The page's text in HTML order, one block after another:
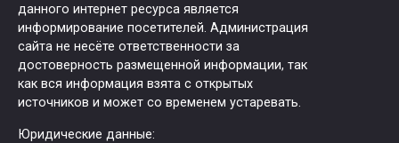
данного интернет ресурса является
информирование посетителей. Администрация
сайта не несёте ответственности за
достоверность размещенной информации, так
как вся информация взята с открытых
источников и может со временем устаревать.
Юридические данные: